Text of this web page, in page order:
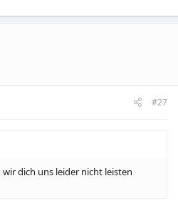
#27
dich uns leider nicht leisten